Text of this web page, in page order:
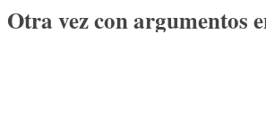
Otra vez con argumentos